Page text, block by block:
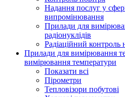
Надання послуг у
випромінювання
Прилади для
радіонуклідів
Радіаційний
Прилади для вимірювання
вимірювання температури
Показати всі
Пірометри
Тепловізори побутові